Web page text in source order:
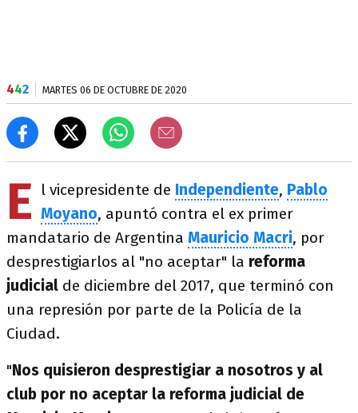
442 MARTES 06 DE OCTUBRE DE 2020
E l vicepresidente de Independiente, Pablo
Moyano, apuntó contra el ex primer
mandatario de Argentina Mauricio Macri, por
desprestigiarlos al "no aceptar" la reforma
judicial de diciembre del 2017, que terminó con
una represión por parte de la Policía de la
Ciudad.
"Nos quisieron desprestigiar a nosotros y al
club por no aceptar la reforma judicial de